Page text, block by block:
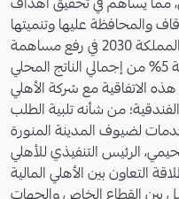
مما يساهم في تحقيق أهداف
والمحافظة عليها وتنميتها
بما يتماشى مع مستهدفات رؤية المملكة 2030 في رفع مساهمة
الاتفاقية مع شركة الأهلي
من شأنه تلبية الطلب
الرئيس التنفيذي للأهلي
التعاون بين الأهلي المالية